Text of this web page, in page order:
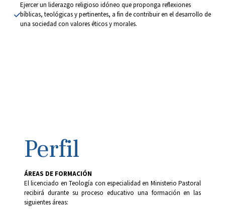
Ejercer un liderazgo religioso idóneo que proponga reflexiones
bíblicas, teológicas y pertinentes, a fin de contribuir en el desarrollo de
una sociedad con valores éticos y morales.
Perfil
ÁREAS DE FORMACIÓN
El licenciado en Teología con especialidad en Ministerio Pastoral
recibirá durante su proceso educativo una formación en las
siguientes áreas: